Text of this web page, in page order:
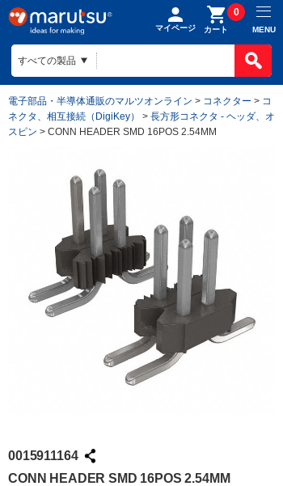
マイページ カート
0
MENU
電子部品・半導体通販のマルツオンライン > コネクター > コ
ネクタ、相互接続（DigiKey）
> 長方形コネクタ - ヘッダ、オ
スピン > CONN HEADER SMD 16POS 2.54MM
0015911164
CONN HEADER SMD 16POS 2.54MM